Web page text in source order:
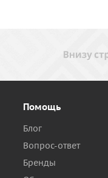
Помощь
Блог
Вопрос-ответ
Бренды